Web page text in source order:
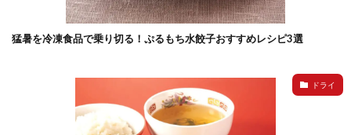
猛暑を冷凍食品で乗り切る！ぷるもち水餃子おすすめレシピ3選
ドライ